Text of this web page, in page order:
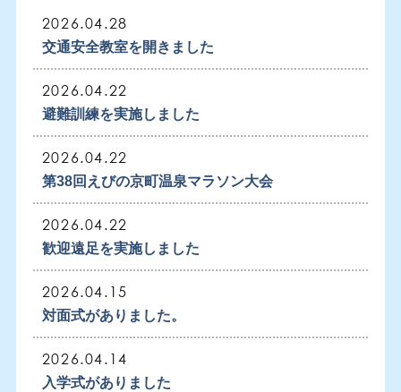
2026.04.28
交通安全教室を開きました
2026.04.22
避難訓練を実施しました
2026.04.22
第38回えびの京町温泉マラソン大会
2026.04.22
歓迎遠足を実施しました
2026.04.15
対面式がありました。
2026.04.14
入学式がありました
お知らせ
イベント情報
お問い合わせ
その他